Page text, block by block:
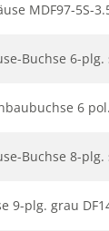
MDF97-5S-
Buchse 6-plg.
6 pol.
Buchse 8-plg.
9-plg. grau